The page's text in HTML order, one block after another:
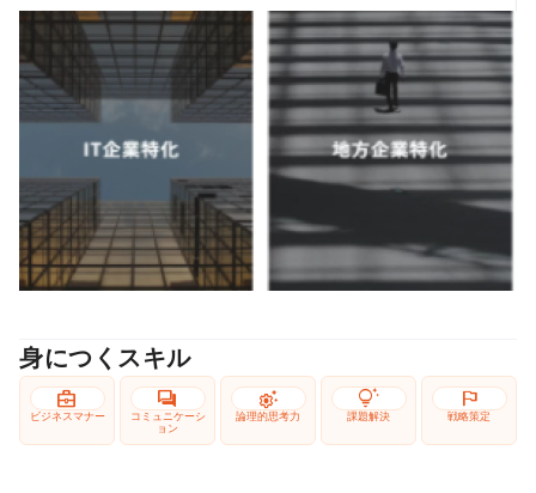
身につくスキル
business_center
ビジネスマナー
forum
コミュニケーシ
ョン
settings_suggest
論理的思考力
tips_and_updates
課題解決
flag
戦略策定